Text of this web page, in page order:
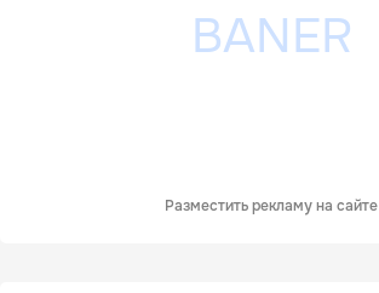
Разместить рекламу на сайте